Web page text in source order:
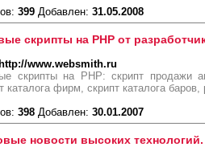
399 Добавлен: 31.05.2008
скрипты на PHP от
http://www.websmith.ru
скрипты на PHP: скрипт продажи
каталога фирм, скрипт каталога баров,
398 Добавлен: 30.01.2007
новости высоких технологий.